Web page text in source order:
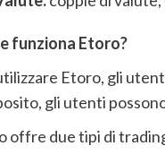
funziona Etoro?
Etoro, gli
gli utenti
offre due tipi di